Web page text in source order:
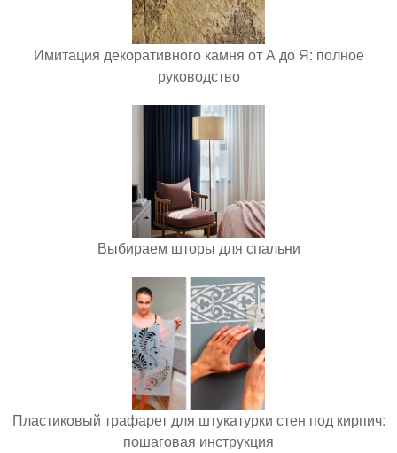
Имитация декоративного камня от А до Я: полное
руководство
Выбираем шторы для спальни
Пластиковый трафарет для штукатурки стен под кирпич:
пошаговая инструкция